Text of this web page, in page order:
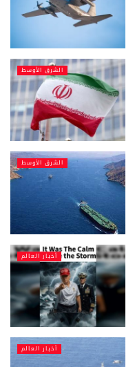
الشرق الأوسط
الشرق الأوسط
أخبار العالم
أخبار العالم